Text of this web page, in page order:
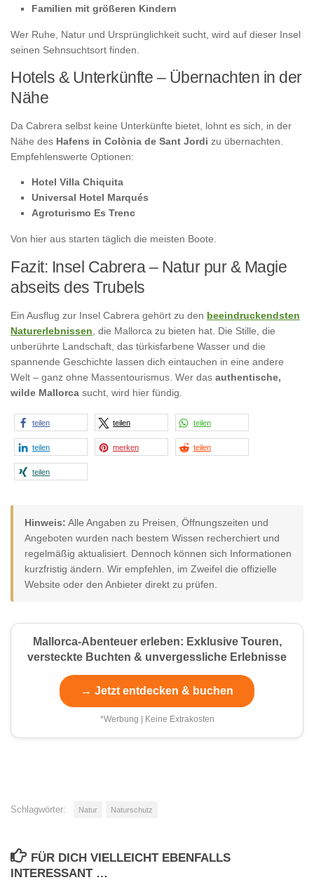
Familien mit größeren Kindern
Wer Ruhe, Natur und Ursprünglichkeit sucht, wird auf dieser Insel
seinen Sehnsuchtsort finden.
Hotels & Unterkünfte – Übernachten in der
Nähe
Da Cabrera selbst keine Unterkünfte bietet, lohnt es sich, in der
Nähe des Hafens in Colònia de Sant Jordi zu übernachten.
Empfehlenswerte Optionen:
Hotel Villa Chiquita
Universal Hotel Marqués
Agroturismo Es Trenc
Von hier aus starten täglich die meisten Boote.
Fazit: Insel Cabrera – Natur pur & Magie
abseits des Trubels
Ein Ausflug zur Insel Cabrera gehört zu den beeindruckendsten
Naturerlebnissen , die Mallorca zu bieten hat. Die Stille, die
unberührte Landschaft, das türkisfarbene Wasser und die
spannende Geschichte lassen dich eintauchen in eine andere
Welt – ganz ohne Massentourismus. Wer das authentische,
wilde Mallorca sucht, wird hier fündig.
teilen teilen teilen
teilen merken teilen
teilen
Hinweis: Alle Angaben zu Preisen, Öffnungszeiten und
Angeboten wurden nach bestem Wissen recherchiert und
regelmäßig aktualisiert. Dennoch können sich Informationen
kurzfristig ändern. Wir empfehlen, im Zweifel die offizielle
Website oder den Anbieter direkt zu prüfen.
Mallorca-Abenteuer erleben: Exklusive Touren,
versteckte Buchten & unvergessliche Erlebnisse
→ Jetzt entdecken & buchen
*Werbung | Keine Extrakosten
Schlagwörter: Natur Naturschutz
FÜR DICH VIELLEICHT EBENFALLS
INTERESSANT …